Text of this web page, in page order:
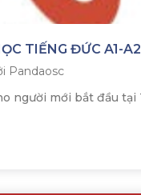
TIẾNG ĐỨC A1-
Pandaosc
người mới bắt đầu tại